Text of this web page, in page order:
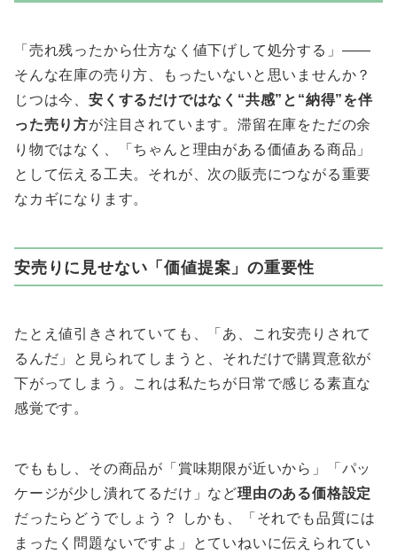
「売れ残ったから仕方なく値下げして処分する」——
そんな在庫の売り方、もったいないと思いませんか？
じつは今、 安くするだけではなく“共感”と“納得”を伴
った売り方が注目されています。滞留在庫をただの余
り物ではなく、「ちゃんと理由がある価値ある商品」
として伝える工夫。それが、次の販売につながる重要
なカギになります。
安売りに見せない「価値提案」の重要性
たとえ値引きされていても、「あ、これ安売りされて
るんだ」と見られてしまうと、それだけで購買意欲が
下がってしまう。これは私たちが日常で感じる素直な
感覚です。
でももし、その商品が「賞味期限が近いから」「パッ
ケージが少し潰れてるだけ」など理由のある価格設定
だったらどうでしょう？ しかも、「それでも品質には
まったく問題ないですよ」とていねいに伝えられてい